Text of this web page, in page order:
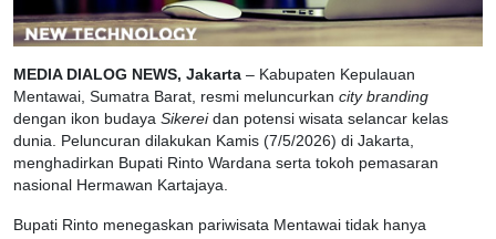
MEDIA DIALOG NEWS, Jakarta – Kabupaten Kepulauan
Mentawai, Sumatra Barat, resmi meluncurkan city branding
dengan ikon budaya Sikereidan potensi wisata selancar kelas
dunia. Peluncuran dilakukan Kamis (7/5/2026) di Jakarta,
menghadirkan Bupati Rinto Wardana serta tokoh pemasaran
nasional Hermawan Kartajaya.
Bupati Rinto menegaskan pariwisata Mentawai tidak hanya